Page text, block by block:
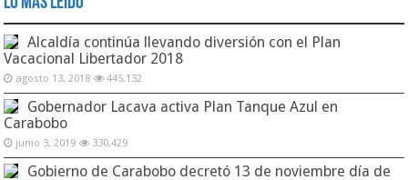
Alcaldía continúa llevando diversión con el Plan
Vacacional Libertador 2018
agosto 13, 2018 445,132
Gobernador Lacava activa Plan Tanque Azul en
Carabobo
junio 3, 2019 330,429
Gobierno de Carabobo decretó 13 de noviembre día de